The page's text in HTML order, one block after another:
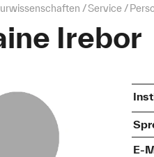
Service
Irebor
E-